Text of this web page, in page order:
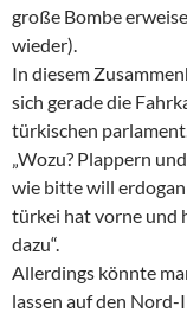
große Bombe
wieder).
In diesem
sich gerade die
türkischen
„Wozu? Plappern
wie bitte will
türkei hat vorne und
dazu“.
Allerdings könnte
lassen auf den Nord-